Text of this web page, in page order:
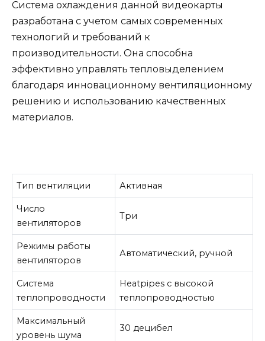
Система охлаждения данной видеокарты
разработана с учетом самых современных
технологий и требований к
производительности. Она способна
эффективно управлять тепловыделением
благодаря инновационному вентиляционному
решению и использованию качественных
материалов.
Тип вентиляции Активная
Число
вентиляторов
Три
Режимы работы
вентиляторов
Автоматический, ручной
Система
теплопроводности
Heatpipes с высокой
теплопроводностью
Максимальный
уровень шума
30 децибел